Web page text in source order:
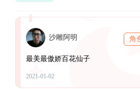
沙雕阿明 角
最美最傲娇百花仙子
2021-01-02